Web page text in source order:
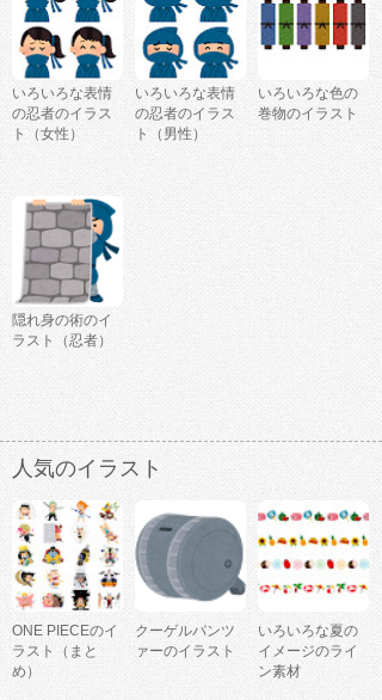
いろいろな表情
の忍者のイラス
ト（女性）
いろいろな表情
の忍者のイラス
ト（男性）
いろいろな色の
巻物のイラスト
隠れ身の術のイ
ラスト（忍者）
人気のイラスト
ONE PIECEのイ
ラスト（まと
め）
クーゲルパンツ
ァーのイラスト
いろいろな夏の
イメージのライ
ン素材